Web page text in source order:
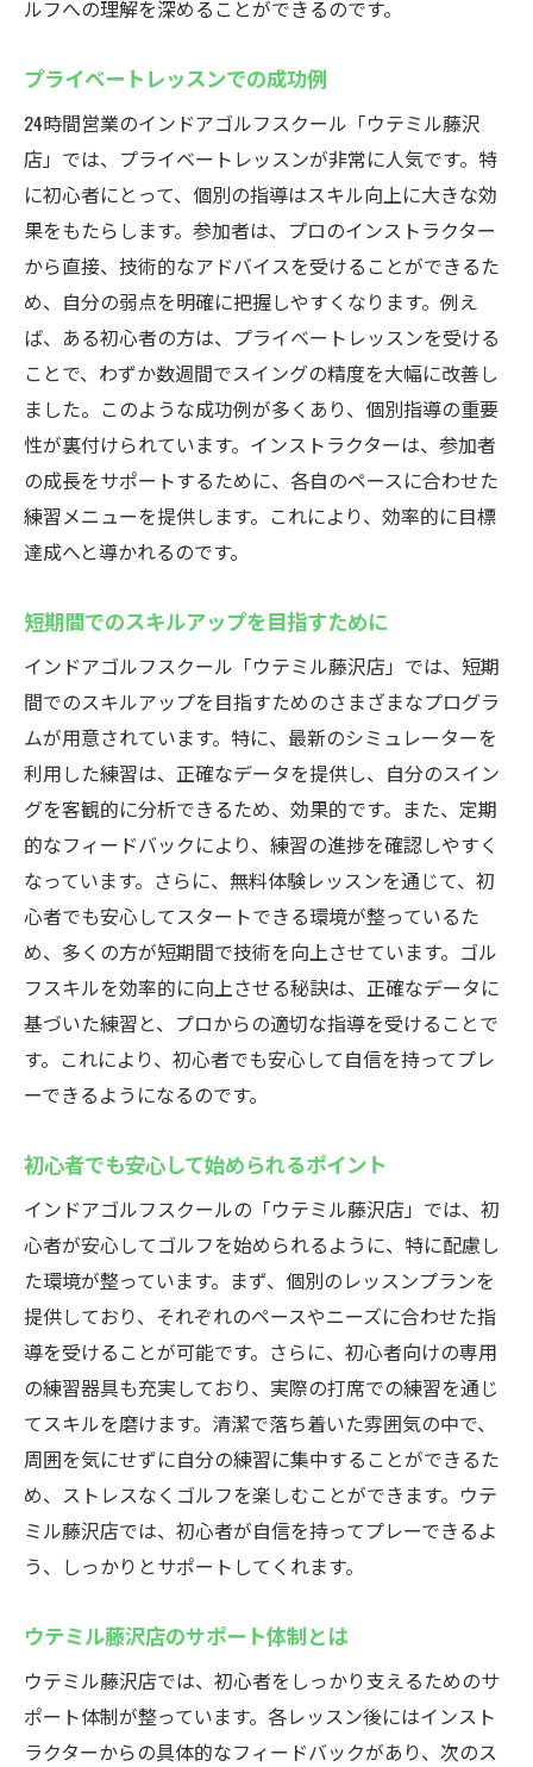
ルフへの理解を深めることができるのです。
プライベートレッスンでの成功例
24時間営業のインドアゴルフスクール「ウテミル藤沢
店」では、プライベートレッスンが非常に人気です。特
に初心者にとって、個別の指導はスキル向上に大きな効
果をもたらします。参加者は、プロのインストラクター
から直接、技術的なアドバイスを受けることができるた
め、自分の弱点を明確に把握しやすくなります。例え
ば、ある初心者の方は、プライベートレッスンを受ける
ことで、わずか数週間でスイングの精度を大幅に改善し
ました。このような成功例が多くあり、個別指導の重要
性が裏付けられています。インストラクターは、参加者
の成長をサポートするために、各自のペースに合わせた
練習メニューを提供します。これにより、効率的に目標
達成へと導かれるのです。
短期間でのスキルアップを目指すために
インドアゴルフスクール「ウテミル藤沢店」では、短期
間でのスキルアップを目指すためのさまざまなプログラ
ムが用意されています。特に、最新のシミュレーターを
利用した練習は、正確なデータを提供し、自分のスイン
グを客観的に分析できるため、効果的です。また、定期
的なフィードバックにより、練習の進捗を確認しやすく
なっています。さらに、無料体験レッスンを通じて、初
心者でも安心してスタートできる環境が整っているた
め、多くの方が短期間で技術を向上させています。ゴル
フスキルを効率的に向上させる秘訣は、正確なデータに
基づいた練習と、プロからの適切な指導を受けることで
す。これにより、初心者でも安心して自信を持ってプレ
ーできるようになるのです。
初心者でも安心して始められるポイント
インドアゴルフスクールの「ウテミル藤沢店」では、初
心者が安心してゴルフを始められるように、特に配慮し
た環境が整っています。まず、個別のレッスンプランを
提供しており、それぞれのペースやニーズに合わせた指
導を受けることが可能です。さらに、初心者向けの専用
の練習器具も充実しており、実際の打席での練習を通じ
てスキルを磨けます。清潔で落ち着いた雰囲気の中で、
周囲を気にせずに自分の練習に集中することができるた
め、ストレスなくゴルフを楽しむことができます。ウテ
ミル藤沢店では、初心者が自信を持ってプレーできるよ
う、しっかりとサポートしてくれます。
ウテミル藤沢店のサポート体制とは
ウテミル藤沢店では、初心者をしっかり支えるためのサ
ポート体制が整っています。各レッスン後にはインスト
ラクターからの具体的なフィードバックがあり、次のス